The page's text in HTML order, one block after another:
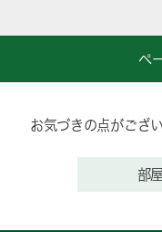
ペ
お気づきの点がござ
部